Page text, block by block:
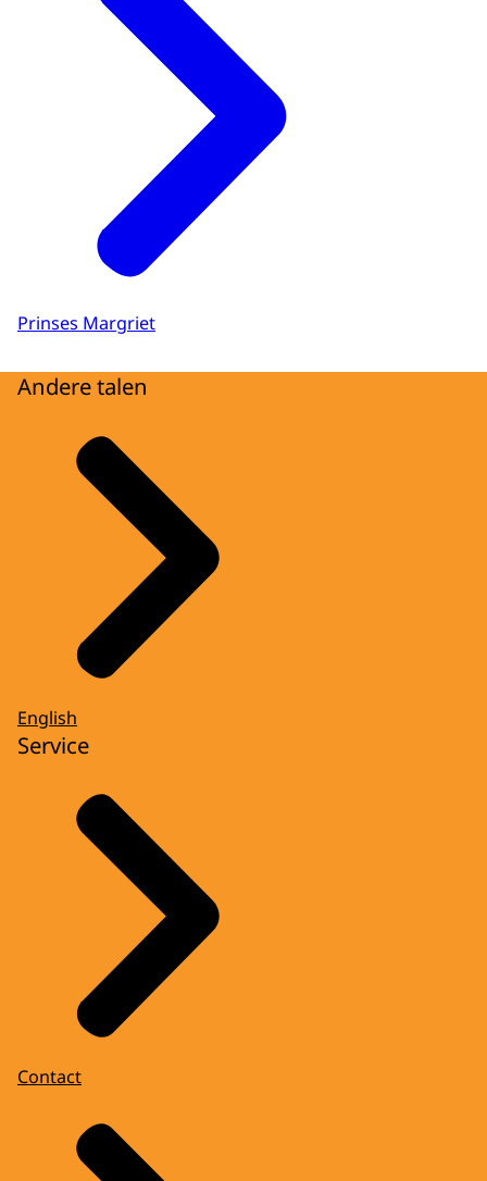
Prinses Margriet
Andere talen
English
Service
Contact